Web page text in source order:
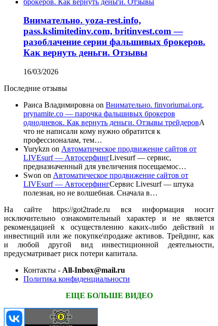
Внимательно. yoza-rest.info,
pass.kslimitedinv.com, britinvest.com —
разоблачение серии фальшивых брокеров.
Как вернуть деньги. Отзывы
16/03/2026
Последние отзывы
Раиса Владимировна on Внимательно. finvoriumai.org,
prynamite.co — парочка фальшивых брокеров
однодневок. Как вернуть деньги. Отзывы трейдеровА
что не написали кому нужно обратится к
профессионалам, тем…
Yurykzn on Автоматическое продвижение сайтов от
LIVEsurf — АвтосерфингLivesurf — сервис,
предназначенный для увеличения посещаемос…
Swon on Автоматическое продвижение сайтов от
LIVEsurf — АвтосерфингСервис Livesurf — штука
полезная, но не волшебная. Сначала в…
На сайте https://got2trade.ru вся информация носит
исключительно ознакомительный характер и не является
рекомендацией к осуществлению каких-либо действий и
инвестиций или же покупке\продаже активов. Трейдинг, как
и любой другой вид инвестиционной деятельности,
предусматривает риск потери капитала.
Контакты - All-Inbox@mail.ru
Политика конфиденциальности
ЕЩЕ БОЛЬШЕ ВИДЕО